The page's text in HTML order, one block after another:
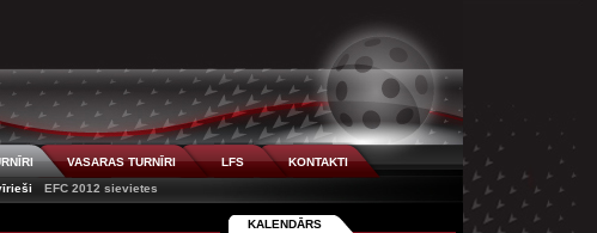
VASARAS TURNĪRI LFS
KONTAKTI
EFC 2012 sievietes
KALENDĀRS